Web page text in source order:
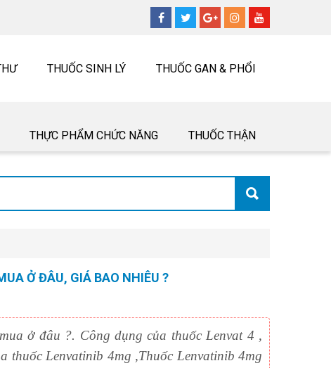
THUỐC SINH LÝ THUỐC GAN & PHỔI
THỰC PHẨM CHỨC NĂNG THUỐC THẬN
Ở ĐÂU, GIÁ BAO NHIÊU ?
ở đâu ?. Công dụng của thuốc Lenvat 4 ,
thuốc Lenvatinib 4mg ,Thuốc Lenvatinib 4mg